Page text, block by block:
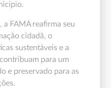
a FAMA reafirma seu
cidadã, o
sustentáveis e a
para um
e preservado para as